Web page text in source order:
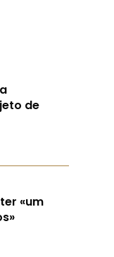
de
«um